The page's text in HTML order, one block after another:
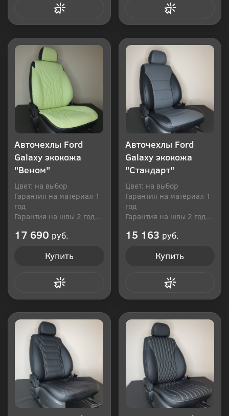
Авточехлы Ford
Galaxy экокожа
"Веном"
Цвет: на выбор
Гарантия на материал 1
год
Гарантия на швы 2 года
17 690 руб.
Купить
Авточехлы Ford
Galaxy экокожа
"Стандарт"
Цвет: на выбор
Гарантия на материал 1
год
Гарантия на швы 2 года
15 163 руб.
Купить